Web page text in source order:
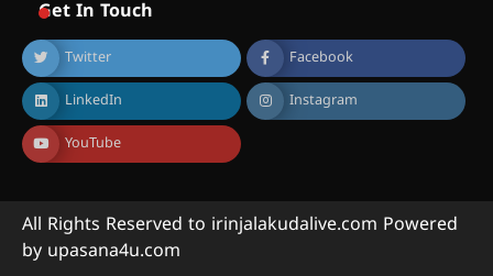
Get In Touch
Twitter Facebook
LinkedIn Instagram
YouTube
All Rights Reserved to irinjalakudalive.com Powered
by upasana4u.com